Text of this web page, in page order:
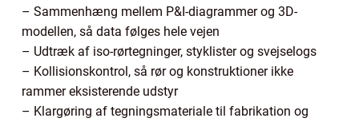
– Sammenhæng mellem P&I-diagrammer og 3D-
modellen, så data følges hele vejen
– Udtræk af iso-rørtegninger, styklister og svejselogs
– Kollisionskontrol, så rør og konstruktioner ikke
rammer eksisterende udstyr
– Klargøring af tegningsmateriale til fabrikation og